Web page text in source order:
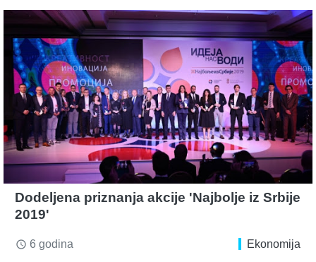
Dodeljena priznanja akcije 'Najbolje iz Srbije
2019'
access_time 6 godina Ekonomija